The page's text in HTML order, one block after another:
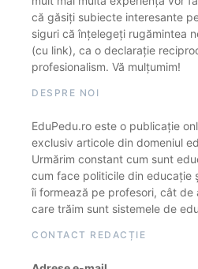
că găsiți subiecte interesante
siguri că înțelegeți rugămintea
(cu link), ca o declarație
profesionalism. Vă mulțumim!
DESPRE NOI
EduPedu.ro este o publicație
exclusiv articole din domeniul
Urmărim constant cum sunt
cum face politicile din educație
îi formează pe profesori, cât de
care trăim sunt sistemele de
CONTACT REDACȚIE